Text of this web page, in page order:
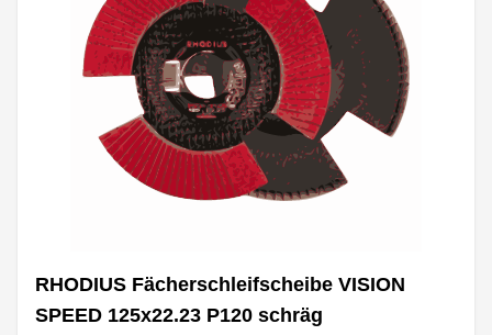
RHODIUS Fächerschleifscheibe VISION
SPEED 125x22.23 P120 schräg